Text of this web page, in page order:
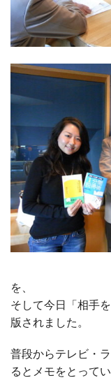
を、
そして今日「相手
版されました。
普段からテレビ・
るとメモをとってい